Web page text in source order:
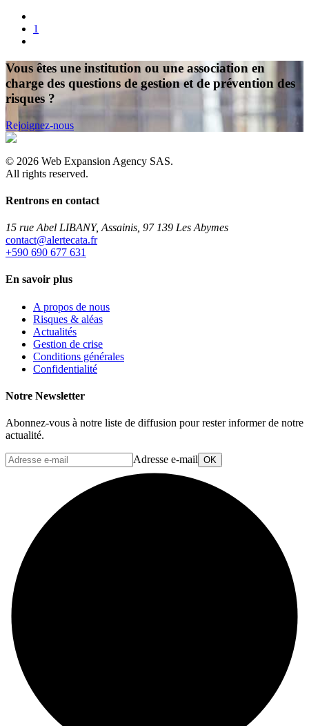
1
Vous êtes une institution ou une association en
charge des questions de gestion et de prévention des
risques ?
Rejoignez-nous
© 2026 Web Expansion Agency SAS.
All rights reserved.
Rentrons en contact
15 rue Abel LIBANY, Assainis, 97 139 Les Abymes
rf.atacetrela@tcatnoc
+590 690 677 631
En savoir plus
A propos de nous
Risques & aléas
Actualités
Gestion de crise
Conditions générales
Confidentialité
Notre Newsletter
Abonnez-vous à notre liste de diffusion pour rester informer de notre
actualité.
Adresse e-mail